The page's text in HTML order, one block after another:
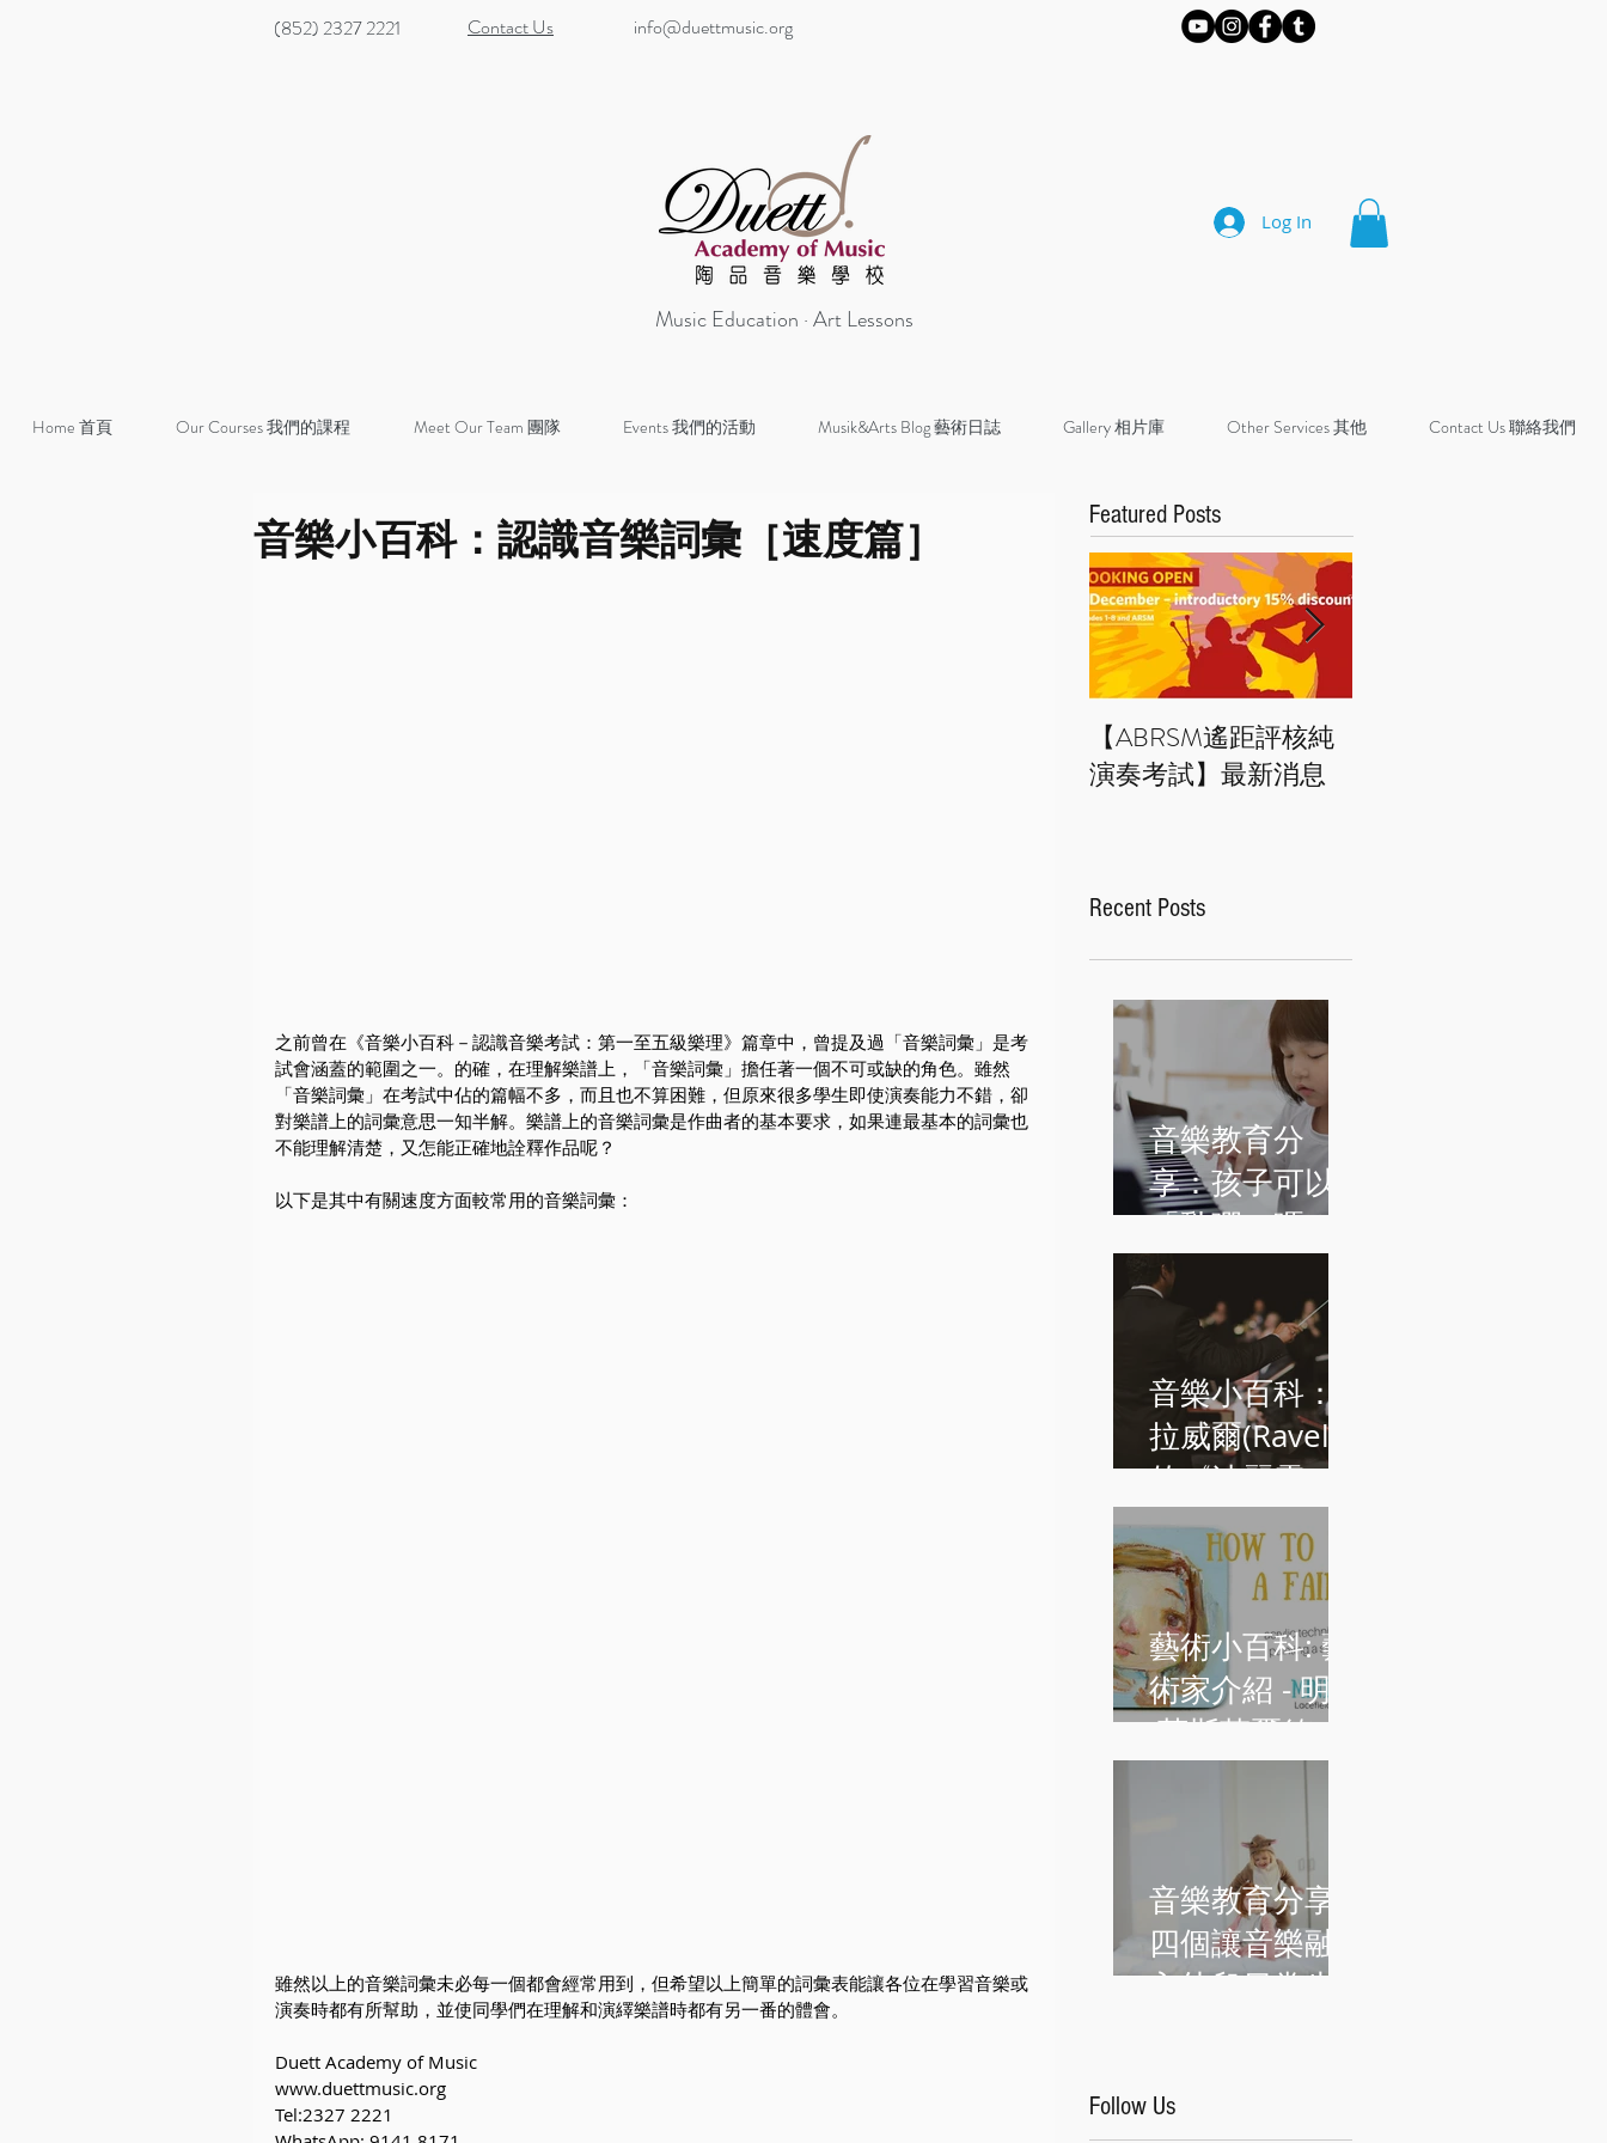
info@duettmusic.org
Contact Us
(852) 2327 2221
Log In
Music Education · Art Lessons
音樂小百科：認識音樂詞彙［速度篇］
之前曾在《音樂小百科－認識音樂考試：第一至五級樂理》篇章中，曾提及過「音樂詞彙」是考
試會涵蓋的範圍之一。的確，在理解樂譜上，「音樂詞彙」擔任著一個不可或缺的角色。雖然
「音樂詞彙」在考試中佔的篇幅不多，而且也不算困難，但原來很多學生即使演奏能力不錯，卻
對樂譜上的詞彙意思一知半解。樂譜上的音樂詞彙是作曲者的基本要求，如果連最基本的詞彙也
不能理解清楚，又怎能正確地詮釋作品呢？
以下是其中有關速度方面較常用的音樂詞彙：
雖然以上的音樂詞彙未必每一個都會經常用到，但希望以上簡單的詞彙表能讓各位在學習音樂或
演奏時都有所幫助，並使同學們在理解和演繹樂譜時都有另一番的體會。
Duett Academy of Music
www.duettmusic.org
Tel:2327 2221
Featured Posts
【ABRSM遙距評核純
演奏考試】最新消息
Recent Posts
音樂教育分
享：孩子可以
「亂彈」嗎？
音樂小百科：
拉威爾(Ravel)
的《波麗露
Boléro》
藝術小百科: 藝
術家介紹 - 明迪
·萊斯菲爾德
音樂教育分享:
四個讓音樂融
入幼兒日常生
Follow Us
Home 首頁 Our Courses 我們的課程 Meet Our Team 團隊 Events 我們的活動 Musik&Arts Blog 藝術日誌 Gallery 相片庫 Other Services 其他 Contact Us 聯絡我們